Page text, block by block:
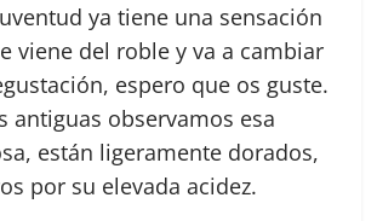
ya tiene una sensación
viene del roble y va a cambiar
espero que os guste.
antiguas observamos esa
están ligeramente dorados,
por su elevada acidez.